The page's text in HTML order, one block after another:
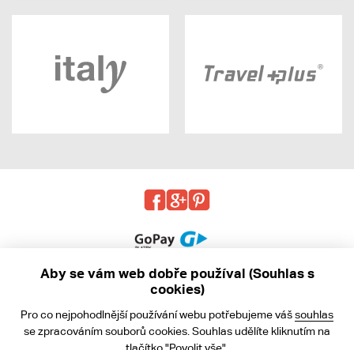
Obchodní podmínky
Aby se vám web dobře používal (Souhlas s
cookies)
Pro co nejpohodlnější používání webu potřebujeme vášsouhlas
se zpracováním souborů cookies. Souhlas udělíte kliknutím na